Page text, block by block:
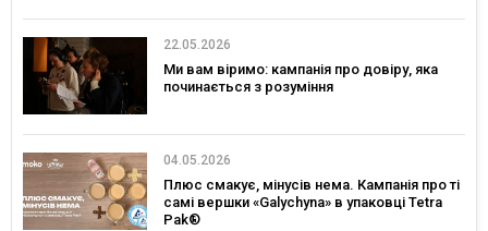
22.05.2026
Ми вам віримо: кампанія про довіру, яка
починається з розуміння
04.05.2026
Плюс смакує, мінусів нема. Кампанія про ті
самі вершки «Galychyna» в упаковці Tetra
Pak®